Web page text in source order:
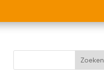
Zoeken